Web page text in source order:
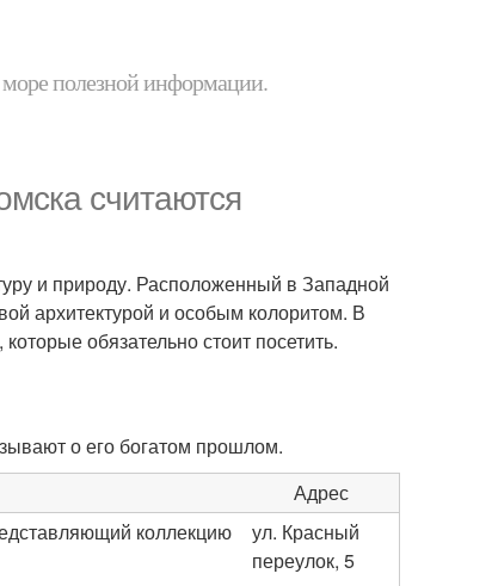
море полезной информации.
считаются
и природу. Расположенный в Западной
архитектурой и особым колоритом. В
обязательно стоит посетить.
о его богатом прошлом.
Адрес
коллекцию
ул. Красный
переулок, 5